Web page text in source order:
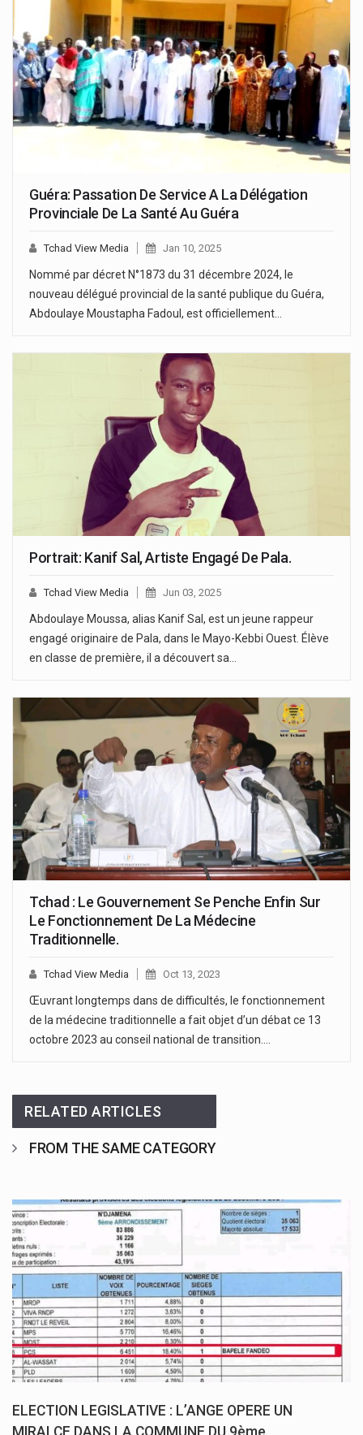
Guéra: Passation De Service A La Délégation
Provinciale De La Santé Au Guéra
Tchad View Media Jan 10, 2025
Nommé par décret N°1873 du 31 décembre 2024, le
nouveau délégué provincial de la santé publique du Guéra,
Abdoulaye Moustapha Fadoul, est officiellement…
Portrait: Kanif Sal, Artiste Engagé De Pala.
Tchad View Media Jun 03, 2025
Abdoulaye Moussa, alias Kanif Sal, est un jeune rappeur
engagé originaire de Pala, dans le Mayo-Kebbi Ouest. Élève
en classe de première, il a découvert sa…
Tchad : Le Gouvernement Se Penche Enfin Sur
Le Fonctionnement De La Médecine
Traditionnelle.
Tchad View Media Oct 13, 2023
Œuvrant longtemps dans de difficultés, le fonctionnement
de la médecine traditionnelle a fait objet d’un débat ce 13
octobre 2023 au conseil national de transition.…
RELATED ARTICLES
FROM THE SAME CATEGORY
ELECTION LEGISLATIVE : L’ANGE OPERE UN